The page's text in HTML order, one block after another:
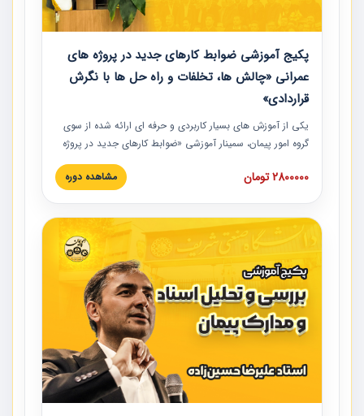
پکیج آموزشی ضوابط کارهای جدید در پروژه های
عمرانی «چالش ها، تخلفات و راه حل ها با نگرش
قراردادی»
یکی از آموزش‏‏‏‏‏‏ های بسیار کاربردی و حرفه‏ ای ارائه شده از سوی
گروه امور پیمان، سمینار آموزشی «ضوابط کارهای جدید در پروژه
های عمرانی» چالش ها، تخلفات و راه حل ها با نگرش قراردادی
است که در محل سندیکای شرکت های ساختمانی کشور ارائه شد.
مدارک پیمان به همراه تجربیات عملی ارائه شده است.
2800000 تومان مشاهده دوره